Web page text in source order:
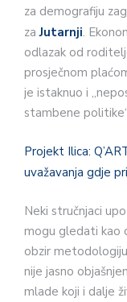
za demografiju
zaJutarnji.
odlazak od
prosječnom
je istaknuo i
stambene
Projekt Ilica:
uvažavanja gdje
Neki stručnjaci
mogu gledati kao
obzir
nije jasno
mlade koji i dalje